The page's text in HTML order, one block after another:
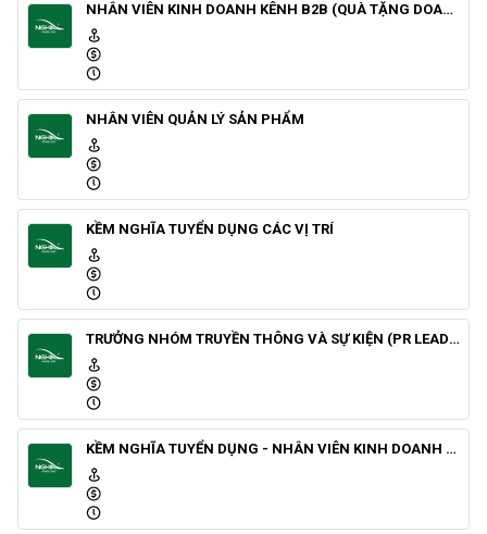
NHÂN VIÊN KINH DOANH KÊNH B2B (QUÀ TẶNG DOANH NGHIỆP)
NHÂN VIÊN QUẢN LÝ SẢN PHẨM
KỀM NGHĨA TUYỂN DỤNG CÁC VỊ TRÍ
TRƯỞNG NHÓM TRUYỀN THÔNG VÀ SỰ KIỆN (PR LEADER)
KỀM NGHĨA TUYỂN DỤNG - NHÂN VIÊN KINH DOANH KÊNH GT (TẠI HÀ NỘI)